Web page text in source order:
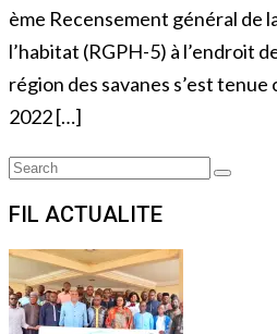
ème Recensement général de
l’habitat (RGPH-5) à l’endroit
région des savanes s’est
2022 […]
Search
Search
FIL ACTUALITE